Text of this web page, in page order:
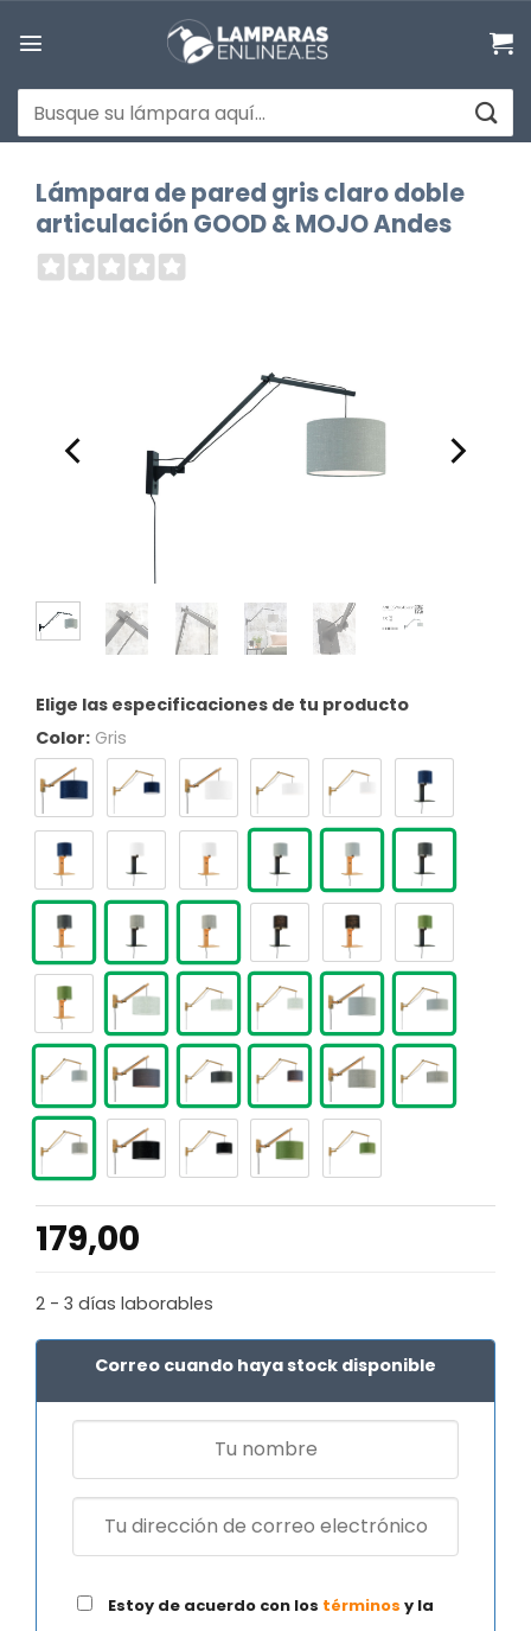
Buscar
por:
Lámpara de pared gris claro doble
articulación GOOD & MOJO Andes
Elige las especificaciones de tu producto
Color: Gris
179,00
2 - 3 días laborables
Correo cuando haya stock disponible
Estoy de acuerdo con los términos y la